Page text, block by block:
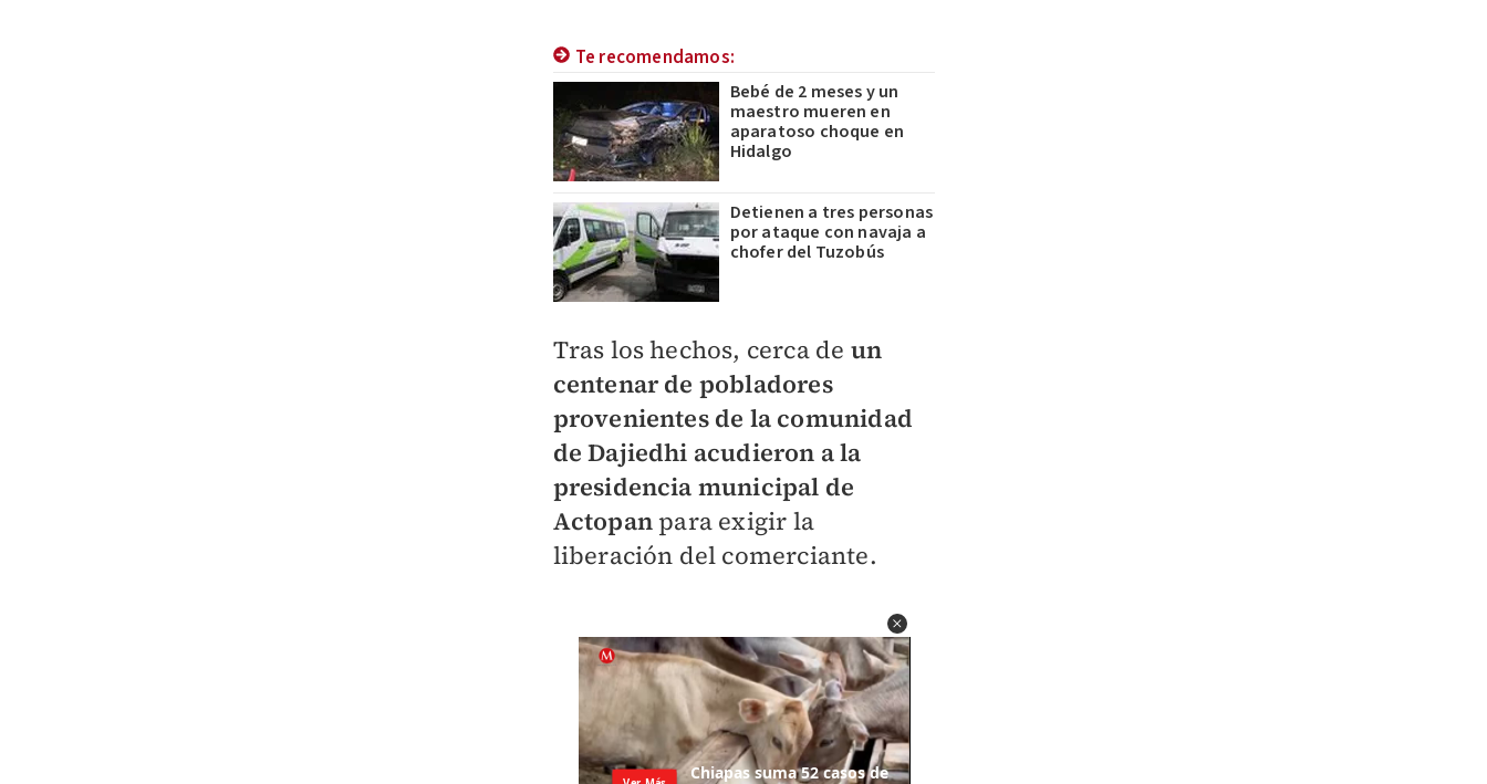
Te recomendamos:
Bebé de 2 meses y un
maestro mueren en
aparatoso choque en
Hidalgo
Detienen a tres personas
por ataque con navaja a
chofer del Tuzobús
Tras los hechos, cerca de un
centenar de pobladores
provenientes de la comunidad
de Dajiedhi acudieron a la
presidencia municipal de
Actopan para exigir la
liberación del comerciante.